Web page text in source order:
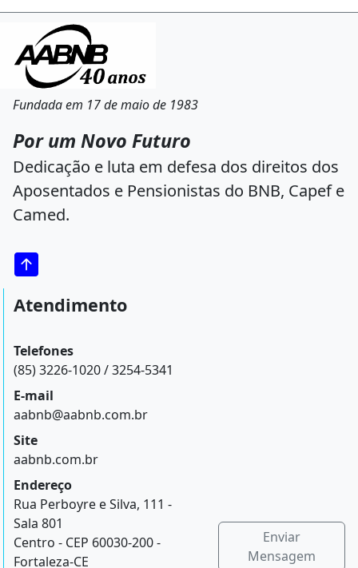
Fundada em 17 de maio de 1983
Por um Novo Futuro
Dedicação e luta em defesa dos direitos dos
Aposentados e Pensionistas do BNB, Capef e
Camed.
Atendimento
Telefones
(85) 3226-1020 / 3254-5341
E-mail
aabnb@aabnb.com.br
Site
aabnb.com.br
Endereço
Rua Perboyre e Silva, 111 -
Sala 801
Centro - CEP 60030-200 -
Fortaleza-CE
Enviar
Mensagem